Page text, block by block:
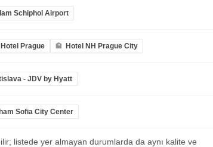
Schiphol Airport
Prague Hotel NH Prague City
- JDV by Hyatt
Sofia City Center
listede yer almayan durumlarda da aynı kalite ve